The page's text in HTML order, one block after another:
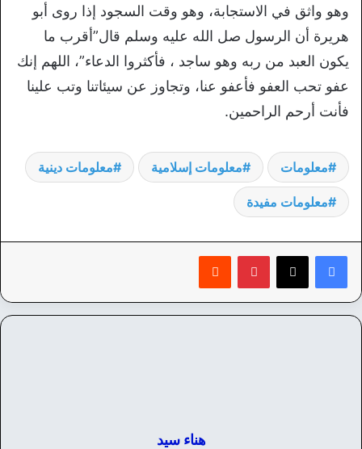
وهو واثق في الاستجابة، وهو وقت السجود إذا روى أبو
هريرة أن الرسول صل الله عليه وسلم قال”أقرب ما
يكون العبد من ربه وهو ساجد ، فأكثروا الدعاء”، اللهم إنك
عفو تحب العفو فأعفو عنا، وتجاوز عن سيئاتنا وتب علينا
فأنت أرحم الراحمين.
معلومات معلومات إسلامية معلومات دينية
معلومات مفيدة
بينتيريست
هناء سيد